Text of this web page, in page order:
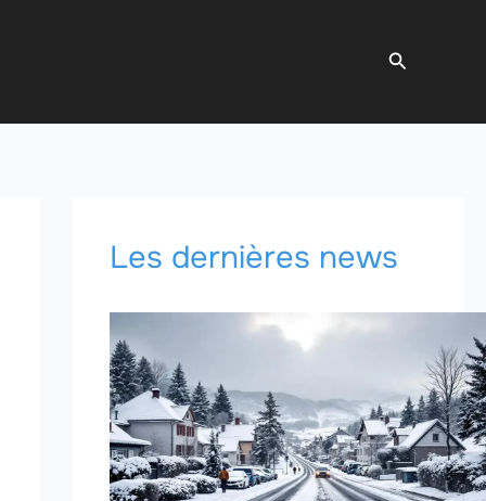
Les dernières news